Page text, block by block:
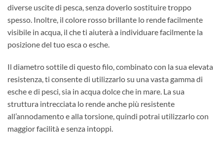
diverse uscite di pesca, senza doverlo sostituire troppo
spesso. Inoltre, il colore rosso brillante lo rende facilmente
visibile in acqua, il che ti aiuterà a individuare facilmente la
posizione del tuo esca o esche.
Il diametro sottile di questo filo, combinato con la sua elevata
resistenza, ti consente di utilizzarlo su una vasta gamma di
esche e di pesci, sia in acqua dolce che in mare. La sua
struttura intrecciata lo rende anche più resistente
all’annodamento e alla torsione, quindi potrai utilizzarlo con
maggior facilità e senza intoppi.